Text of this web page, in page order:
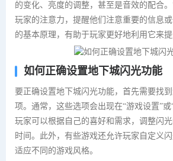
的变化、亮度的调整，甚至是音效的配合
玩家的注意力，提醒他们注意重要的信息
的基本原理，有助于玩家更好地利用它来提
如何正确设置地下城闪光功能
要正确设置地下城闪光功能，首先需要找
项。通常，这些选项会出现在“游戏设置”或
玩家可以根据自己的喜好和需求，调整闪
时间。此外，有些游戏还允许玩家自定义
适应不同的游戏风格。